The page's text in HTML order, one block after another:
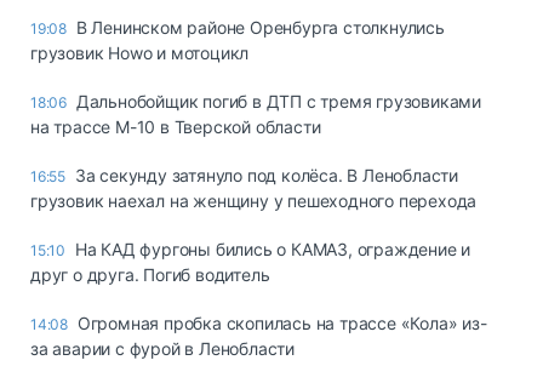
19:08 В Ленинском районе Оренбурга столкнулись
грузовик Howo и мотоцикл
18:06 Дальнобойщик погиб в ДТП с тремя грузовиками
на трассе М-10 в Тверской области
16:55 За секунду затянуло под колёса. В Ленобласти
грузовик наехал на женщину у пешеходного перехода
15:10
На КАД фургоны бились о КАМАЗ, ограждение и
друг о друга. Погиб водитель
14:08 Огромная пробка скопилась на трассе «Кола» из-
за аварии с фурой в Ленобласти